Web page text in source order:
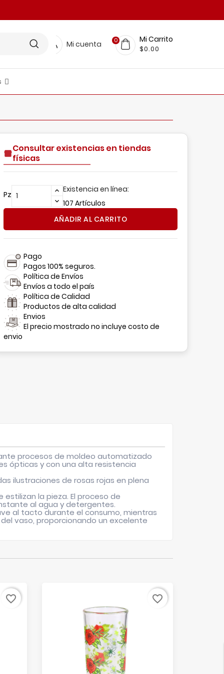
Mi cuenta Mi Carrito
0
$0.00
Consultar existencias en tiendas
físicas
Pz
Existencia en línea:
107 Artículos
AÑADIR AL CARRITO
Pago
Pagos 100% seguros.
Política de Envíos
Envíos a todo el país
Política de Calidad
Productos de alta calidad
Envios
El precio mostrado no incluye costo de
envio
procesos de moldeo automatizado
ópticas y con una alta resistencia
ilustraciones de rosas rojas en plena
la pieza. El proceso de
al agua y detergentes.
al tacto durante el consumo, mientras
vaso, proporcionando un excelente
favorite_border favorite_border